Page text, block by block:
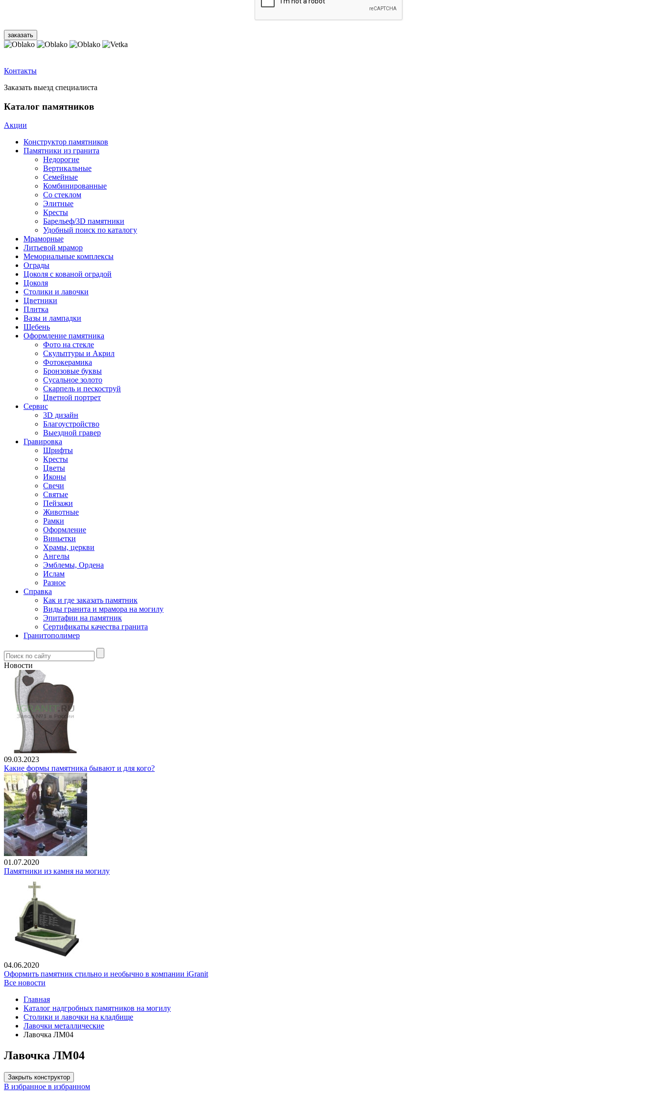
Контакты
Заказать выезд специалиста
Каталог памятников
Акции
Конструктор памятников
Памятники из гранита
Недорогие
Вертикальные
Семейные
Комбинированные
Со стеклом
Элитные
Кресты
Барельеф/3D памятники
Удобный поиск по каталогу
Мраморные
Литьевой мрамор
Мемориальные комплексы
Ограды
Цоколя с кованой оградой
Цоколя
Столики и лавочки
Цветники
Плитка
Вазы и лампадки
Щебень
Оформление памятника
Фото на стекле
Скульптуры и Акрил
Фотокерамика
Бронзовые буквы
Сусальное золото
Скарпель и пескоструй
Цветной портрет
Сервис
3D дизайн
Благоустройство
Выездной гравер
Гравировка
Шрифты
Кресты
Цветы
Иконы
Свечи
Святые
Пейзажи
Животные
Рамки
Оформление
Виньетки
Храмы, церкви
Ангелы
Эмблемы, Ордена
Ислам
Разное
Справка
Как и где заказать памятник
Виды гранита и мрамора на могилу
Эпитафии на памятник
Сертификаты качества гранита
Гранитополимер
Новости
09.03.2023
Какие формы памятника бывают и для кого?
01.07.2020
Памятники из камня на могилу
04.06.2020
Оформить памятник стильно и необычно в компании iGranit
Все новости
Главная
Каталог надгробных памятников на могилу
Столики и лавочки на кладбище
Лавочки металлические
Лавочка ЛМ04
Лавочка ЛМ04
Закрыть конструктор
В избранное в избранном